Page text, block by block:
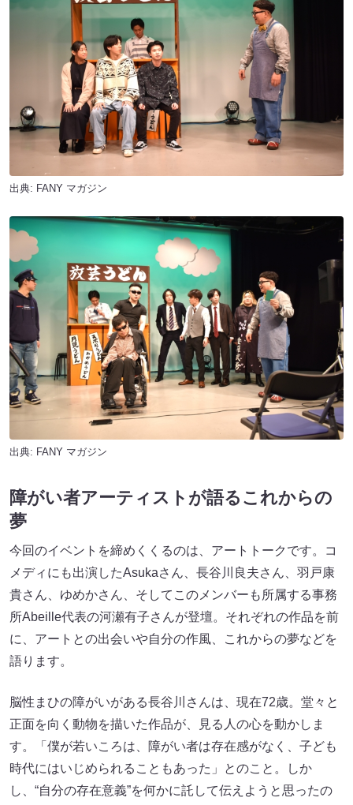
出典: FANY マガジン
出典: FANY マガジン
障がい者アーティストが語るこれからの
夢
今回のイベントを締めくくるのは、アートトークです。コ
メディにも出演したAsukaさん、長谷川良夫さん、羽戸康
貴さん、ゆめかさん、そしてこのメンバーも所属する事務
所Abeille代表の河瀬有子さんが登壇。それぞれの作品を前
に、アートとの出会いや自分の作風、これからの夢などを
語ります。
脳性まひの障がいがある長谷川さんは、現在72歳。堂々と
正面を向く動物を描いた作品が、見る人の心を動かしま
す。「僕が若いころは、障がい者は存在感がなく、子ども
時代にはいじめられることもあった」とのこと。しか
し、“自分の存在意義”を何かに託して伝えようと思ったの